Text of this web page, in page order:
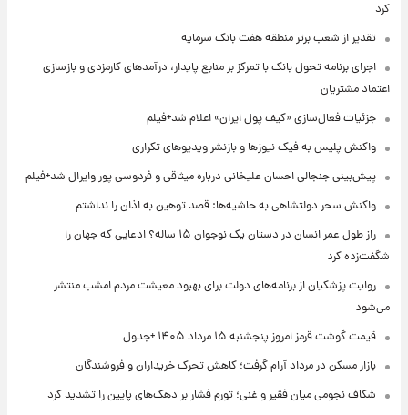
کرد
تقدیر از شعب برتر منطقه هفت بانک سرمایه
اجرای برنامه تحول بانک با تمرکز بر منابع پایدار، درآمدهای کارمزدی و بازسازی
اعتماد مشتریان
جزئیات فعال‌سازی «کیف پول ایران» اعلام شد+فیلم
واکنش پلیس به فیک نیوزها و بازنشر ویدیوهای تکراری
پیش‌بینی جنجالی احسان علیخانی درباره میثاقی و فردوسی پور وایرال شد+فیلم
واکنش سحر دولتشاهی به حاشیه‌ها: قصد توهین به اذان را نداشتم
راز طول عمر انسان در دستان یک نوجوان ۱۵ ساله؟ ادعایی که جهان را
شگفت‌زده کرد
روایت پزشکیان از برنامه‌های دولت برای بهبود معیشت مردم امشب منتشر
می‌شود
قیمت گوشت قرمز امروز پنجشنبه ۱۵ مرداد ۱۴۰۵ +جدول
بازار مسکن در مرداد آرام گرفت؛ کاهش تحرک خریداران و فروشندگان
شکاف نجومی میان فقیر و غنی؛ تورم فشار بر دهک‌های پایین را تشدید کرد